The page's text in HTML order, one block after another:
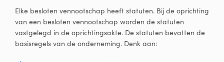
Elke besloten vennootschap heeft statuten. Bij de oprichting
van een besloten vennootschap worden de statuten
vastgelegd in de oprichtingsakte. De statuten bevatten de
basisregels van de onderneming. Denk aan: